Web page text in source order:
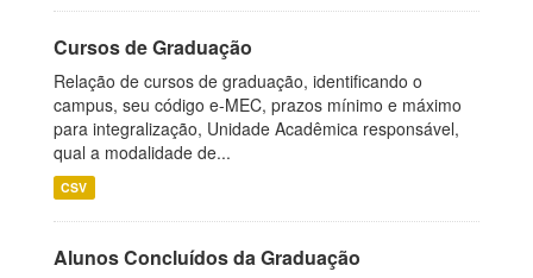
Cursos de Graduação
Relação de cursos de graduação, identificando o
campus, seu código e-MEC, prazos mínimo e máximo
para integralização, Unidade Acadêmica responsável,
qual a modalidade de...
CSV
Alunos Concluídos da Graduação